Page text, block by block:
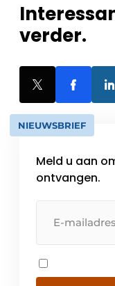
verder.
NIEUWSBRIEF
Meld u aan
ontvangen.